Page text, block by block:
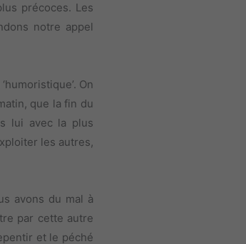
précoces. Les
notre appel
On
que la fin du
lui avec la plus
les autres,
avons du mal à
par cette autre
et le péché